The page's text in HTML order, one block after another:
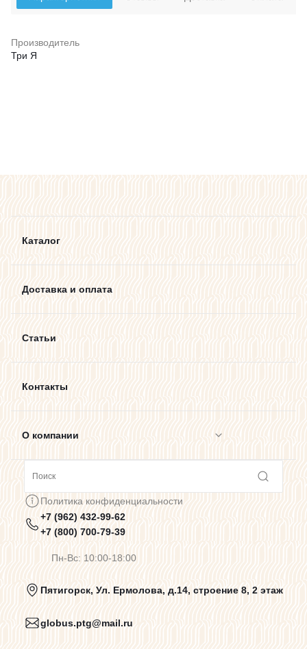
Производитель
Три Я
Каталог
Доставка и оплата
Статьи
Контакты
О компании
Предупреждения о цветопередаче
Политика конфиденциальности
Пользовательское соглашение
Политика конфиденциальности
+7 (962) 432-99-62
+7 (800) 700-79-39
Пн-Вс: 10:00-18:00
Пятигорск, Ул. Ермолова, д.14, строение 8, 2 этаж
globus.ptg@mail.ru